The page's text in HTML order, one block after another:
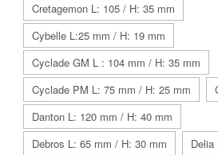
Cretagemon L: 105 / H: 35 mm
Cybelle L:25 mm / H: 19 mm
Cyclade GM L : 104 mm / H: 35 mm
Cyclade PM L: 75 mm / H: 25 mm
Danton L: 120 mm / H: 40 mm
Debros L: 65 mm / H: 30 mm